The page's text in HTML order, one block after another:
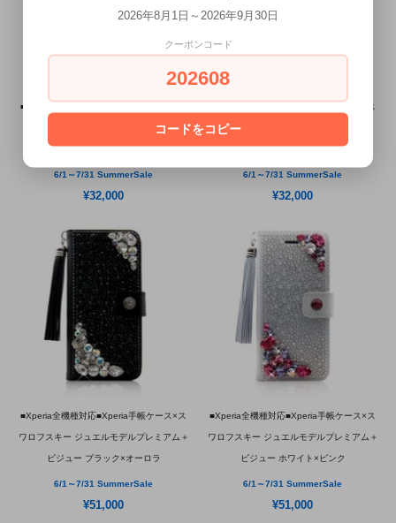
■Xperia全機種対応■Xperia手帳ケース×ス
ワロフスキー ジュエルモデルプレミアム
ハート ホワイト×パープル
6/1～7/31 SummerSale
¥32,000
■Xperia全機種対応■Xperia手帳ケース×ス
ワロフスキー ジュエルモデルプレミアム
ハート ブラック×クリスタル
6/1～7/31 SummerSale
¥32,000
■Xperia全機種対応■Xperia手帳ケース×ス
ワロフスキー ジュエルモデルプレミアム＋
ビジュー ブラック×オーロラ
6/1～7/31 SummerSale
¥51,000
■Xperia全機種対応■Xperia手帳ケース×ス
ワロフスキー ジュエルモデルプレミアム＋
ビジュー ホワイト×ピンク
6/1～7/31 SummerSale
¥51,000
2026年8月1日～2026年9月30日
クーポンコード
202608
コードをコピー